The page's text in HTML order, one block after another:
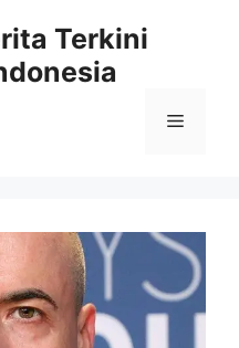
Terkini
Menu